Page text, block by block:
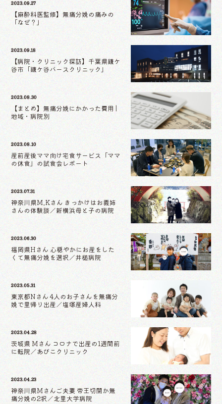
2023.09.27
【麻酔科医監修】無痛分娩の痛みの
「なぜ？」
2023.09.18
【病院・クリニック探訪】千葉県鎌ケ
谷市「鎌ケ谷バースクリニック」
2023.08.30
【まとめ】無痛分娩にかかった費用 |
地域・病院別
2023.08.10
産前産後ママ向け宅食サービス「ママ
の休食」の試食会レポート
2023.07.31
神奈川県M.Kさん きっかけはお義姉
さんの体験談／新横浜母と子の病院
2023.06.30
福岡県Hさん 心穏やかにお産をした
くて無痛分娩を選択／井槌病院
2023.05.31
東京都Nさん 4人のお子さんを無痛分
娩で里帰り出産／塩塚産婦人科
2023.04.28
茨城県 Mさん コロナで出産の1週間前
に転院／あびこクリニック
2023.04.23
神奈川県Mさんご夫妻 帝王切開か無
痛分娩の2択／北里大学病院